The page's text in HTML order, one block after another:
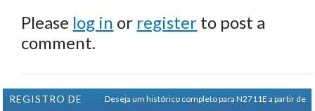
Please log in or register to post a
comment.
REGISTRO DE
Deseja um histórico completo para N2711E a partir de